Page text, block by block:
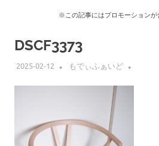
※この記事にはプロモーションが
DSCF3373
2025-02-12 もでぃふぁいど